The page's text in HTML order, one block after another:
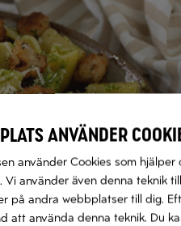
använder
använder Cookies som
Vi använder även denna teknik
på andra webbplatser till dig.
att använda denna teknik. Du